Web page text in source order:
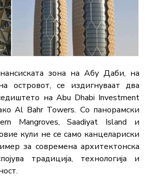
зона на Абу Даби, на
островот, се издигнуваат два
на Abu Dhabi Investment
Al Bahr Towers. Со панорамски
Mangroves, Saadiyat Island и
кули не се само канцелариски
за современа архитектонска
традиција, технологија и